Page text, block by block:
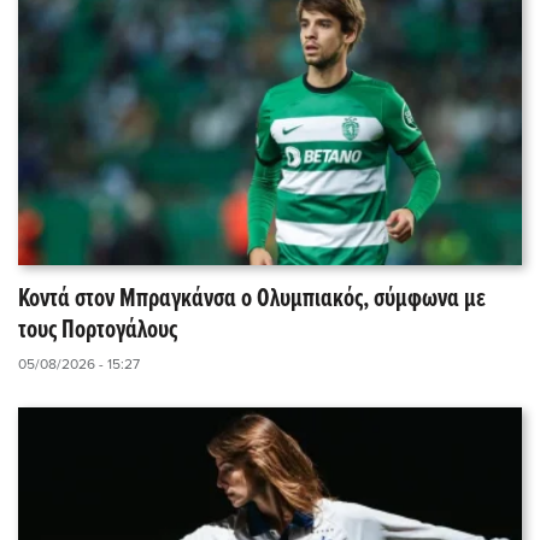
Κοντά στον Μπραγκάνσα ο Ολυμπιακός, σύμφωνα με
τους Πορτογάλους
05/08/2026 - 15:27